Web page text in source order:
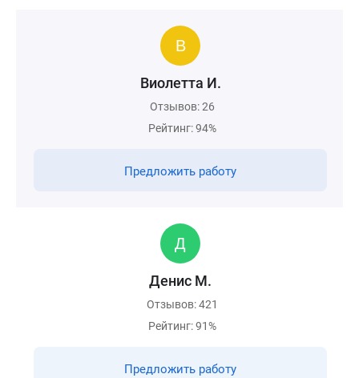
Виолетта И.
Отзывов: 26
Рейтинг: 94%
Предложить работу
Денис М.
Отзывов: 421
Рейтинг: 91%
Предложить работу